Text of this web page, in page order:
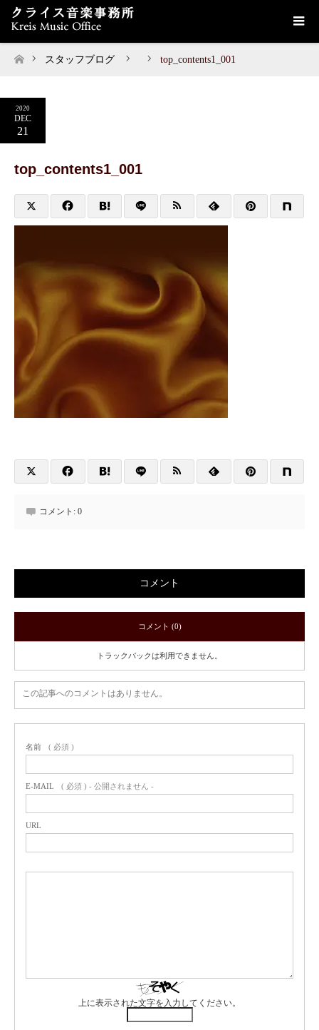
スタッフブログ top_contents1_001
2020
DEC
21
top_contents1_001
コメント: 0
コメント
コメント (0)
トラックバックは利用できません。
この記事へのコメントはありません。
名前 ( 必須 )
E-MAIL ( 必須 ) - 公開されません -
URL
上に表示された文字を入力してください。